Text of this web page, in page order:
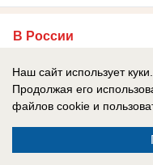
В России
хватает»: в
ракет, но есть
Глава киевского
Наш сайт использует куки.
Продолжая его
файлов cookie и